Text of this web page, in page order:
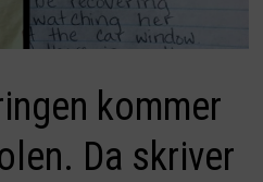
kommer
Da skriver